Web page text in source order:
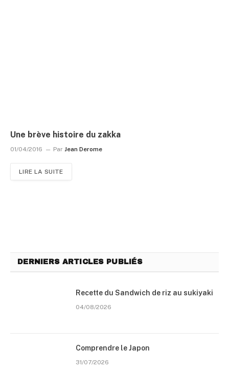
Une brève histoire du zakka
01/04/2016 Par Jean Derome
LIRE LA SUITE
DERNIERS ARTICLES PUBLIÉS
Recette du Sandwich de riz au sukiyaki
04/08/2026
Comprendre le Japon
31/07/2026